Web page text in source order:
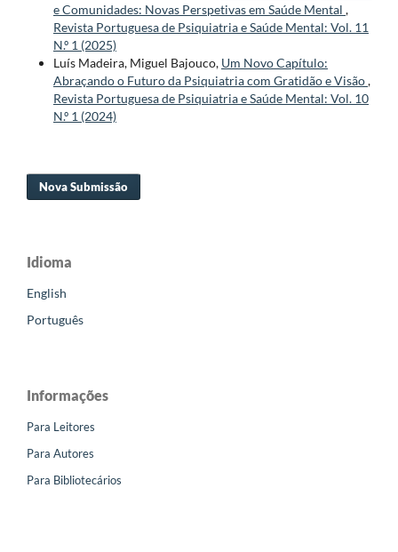
e Comunidades: Novas Perspetivas em Saúde Mental ,
Revista Portuguesa de Psiquiatria e Saúde Mental: Vol. 11
N.º 1 (2025)
Luís Madeira, Miguel Bajouco, Um Novo Capítulo:
Abraçando o Futuro da Psiquiatria com Gratidão e Visão,
Revista Portuguesa de Psiquiatria e Saúde Mental: Vol. 10
N.º 1 (2024)
Nova Submissão
Idioma
English
Português
Informações
Para Leitores
Para Autores
Para Bibliotecários